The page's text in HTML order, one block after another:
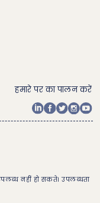
हमारे पर का पालन करें
नहीं हो सकते। उपलब्धता